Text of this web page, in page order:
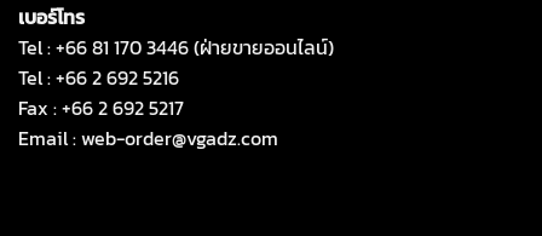
เบอร์โทร
Tel : +66 81 170 3446 (ฝ่ายขายออนไลน์)
Tel : +66 2 692 5216
Fax : +66 2 692 5217
Email :web-order@vgadz.com